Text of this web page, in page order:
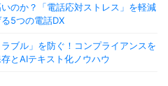
のか？「電話応対ストレス」を軽減
5つの電話DX
ブル」を防ぐ！コンプライアンスを
とAIテキスト化ノウハウ